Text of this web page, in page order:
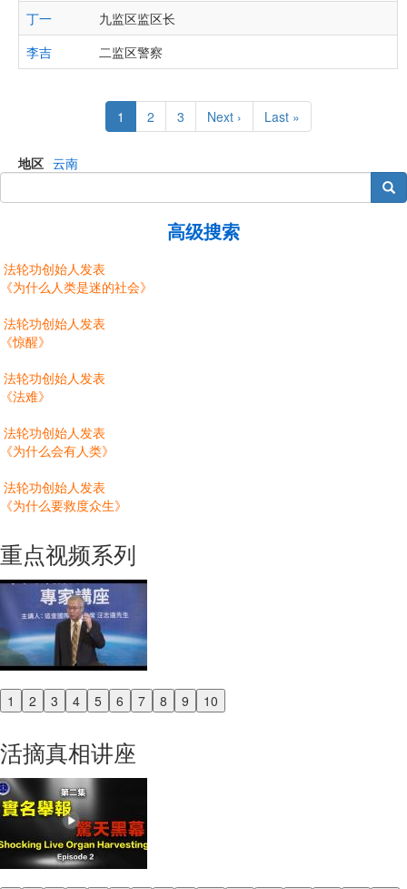
丁一
九监区监区长
李吉
二监区警察
Current
page
1 Page
2 Page
3
Next
page
Next ›
Last
page
Last »
地区 云南
搜索
高级搜索
法轮功创始人发表
《为什么人类是迷的社会》
法轮功创始人发表
《惊醒》
法轮功创始人发表
《法难》
法轮功创始人发表
《为什么会有人类》
法轮功创始人发表
《为什么要救度众生》
重点视频系列
1 2 3 4 5 6 7 8 9 10
Previous
活摘真相讲座